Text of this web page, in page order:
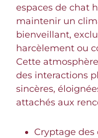
espaces de chat
maintenir un
bienveillant,
harcèlement ou
Cette
des interactions
sincères,
attachés aux
Cryptage